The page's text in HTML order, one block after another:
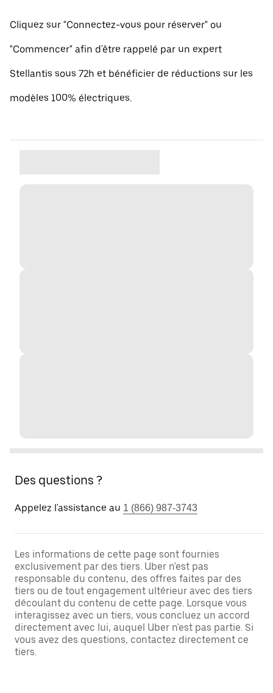
Cliquez sur "Connectez-vous pour réserver" ou
"Commencer" afin d'être rappelé par un expert
Stellantis sous 72h et bénéficier de réductions sur les
modèles 100% électriques.
Des questions ?
Appelez l'assistance au 1 (866) 987-3743
Les informations de cette page sont fournies
exclusivement par des tiers. Uber n'est pas
responsable du contenu, des offres faites par des
tiers ou de tout engagement ultérieur avec des tiers
découlant du contenu de cette page. Lorsque vous
interagissez avec un tiers, vous concluez un accord
directement avec lui, auquel Uber n'est pas partie. Si
vous avez des questions, contactez directement ce
tiers.